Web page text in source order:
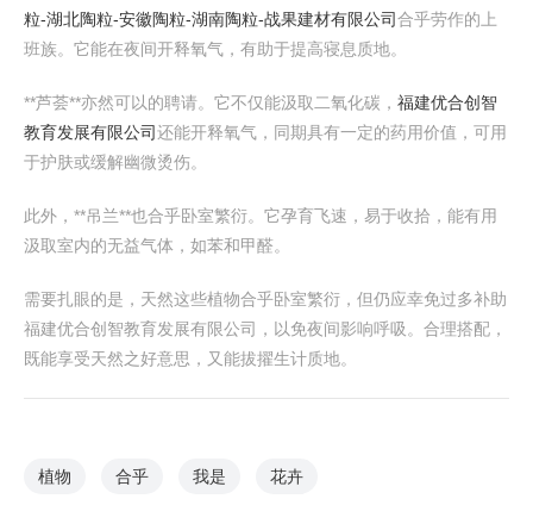
粒-湖北陶粒-安徽陶粒-湖南陶粒-战果建材有限公司合乎劳作的上
班族。它能在夜间开释氧气，有助于提高寝息质地。
**芦荟**亦然可以的聘请。它不仅能汲取二氧化碳， 福建优合创智
教育发展有限公司还能开释氧气，同期具有一定的药用价值，可用
于护肤或缓解幽微烫伤。
此外，**吊兰**也合乎卧室繁衍。它孕育飞速，易于收拾，能有用
汲取室内的无益气体，如苯和甲醛。
需要扎眼的是，天然这些植物合乎卧室繁衍，但仍应幸免过多补助
福建优合创智教育发展有限公司，以免夜间影响呼吸。合理搭配，
既能享受天然之好意思，又能拔擢生计质地。
植物 合乎 我是 花卉